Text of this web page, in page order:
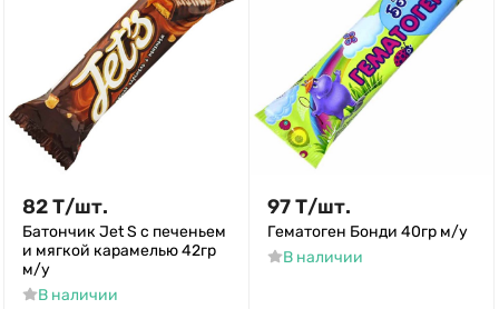
82Т/шт.
Батончик Jet S с печеньем
и мягкой карамелью 42гр
м/у
В наличии
97Т/шт.
Гематоген Бонди 40гр м/у
В наличии